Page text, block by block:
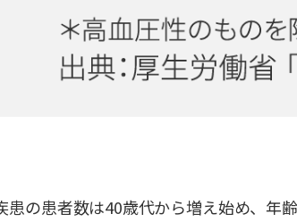
患の患者数は40歳代から増え始め、年